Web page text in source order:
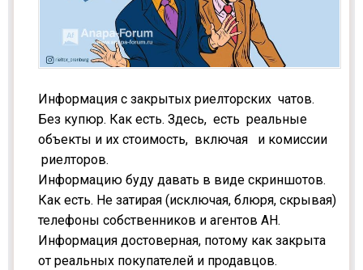
Информация с закрытых риелторских чатов.
Без купюр. Как есть. Здесь, есть реальные
объекты и их стоимость, включая и комиссии
риелторов.
Информацию буду давать в виде скриншотов.
Как есть. Не затирая (исключая, блюря, скрывая)
телефоны собственников и агентов АН.
Информация достоверная, потому как закрыта
от реальных покупателей и продавцов.